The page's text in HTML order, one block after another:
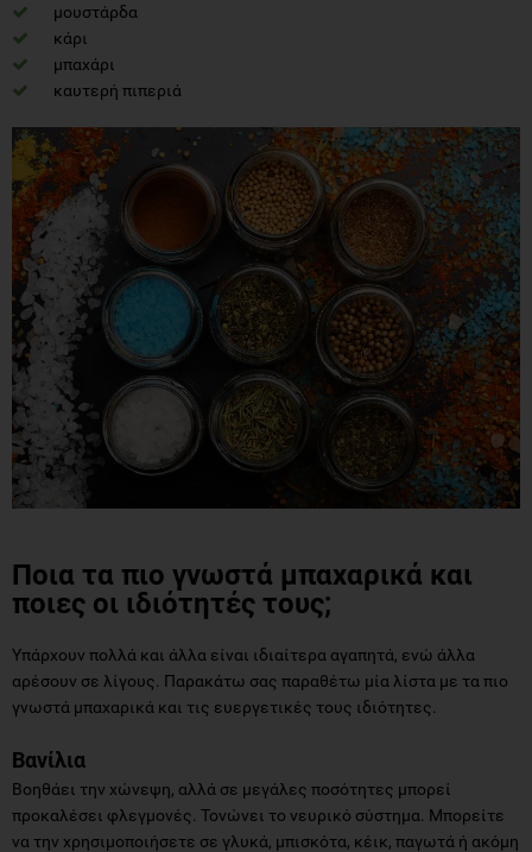
μουστάρδα
κάρι
μπαχάρι
καυτερή πιπεριά
Ποια τα πιο γνωστά μπαχαρικά και
ποιες οι ιδιότητές τους;
Υπάρχουν πολλά και άλλα είναι ιδιαίτερα αγαπητά, ενώ άλλα
αρέσουν σε λίγους. Παρακάτω σας παραθέτω μία λίστα με τα πιο
γνωστά μπαχαρικά και τις ευεργετικές τους ιδιότητες.
Βανίλια
Βοηθάει την χώνεψη, αλλά σε μεγάλες ποσότητες μπορεί
προκαλέσει φλεγμονές. Τονώνει το νευρικό σύστημα. Μπορείτε
να την χρησιμοποιήσετε σε γλυκά, μπισκότα, κέικ, παγωτά ή ακόμη